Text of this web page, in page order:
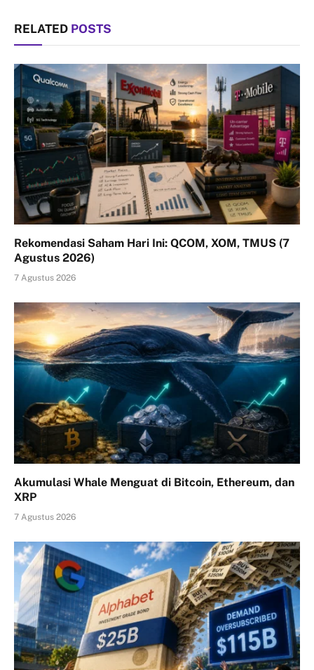
RELATED POSTS
Rekomendasi Saham Hari Ini: QCOM, XOM, TMUS (7
Agustus 2026)
7 Agustus 2026
Akumulasi Whale Menguat di Bitcoin, Ethereum, dan
XRP
7 Agustus 2026